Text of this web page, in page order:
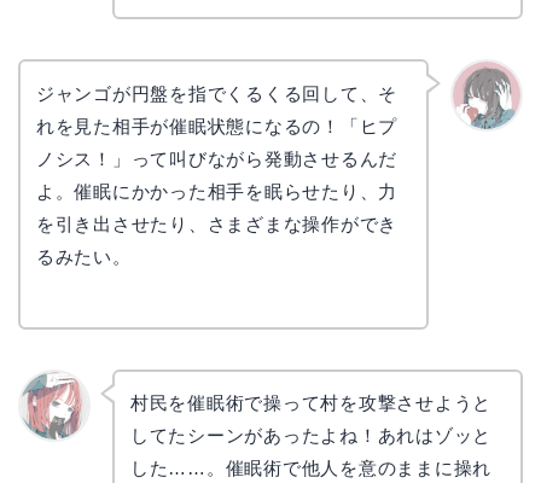
ジャンゴが円盤を指でくるくる回して、そ
れを見た相手が催眠状態になるの！「ヒプ
ノシス！」って叫びながら発動させるんだ
よ。催眠にかかった相手を眠らせたり、力
を引き出させたり、さまざまな操作ができ
るみたい。
村民を催眠術で操って村を攻撃させようと
してたシーンがあったよね！あれはゾッと
した……。催眠術で他人を意のままに操れ